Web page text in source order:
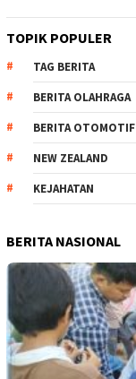
TOPIK POPULER
TAG BERITA
BERITA OLAHRAGA
BERITA OTOMOTIF
NEW ZEALAND
KEJAHATAN
BERITA NASIONAL